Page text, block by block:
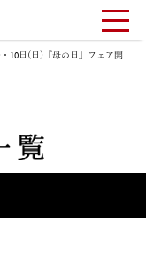
10日(日)『母の日』フェア開